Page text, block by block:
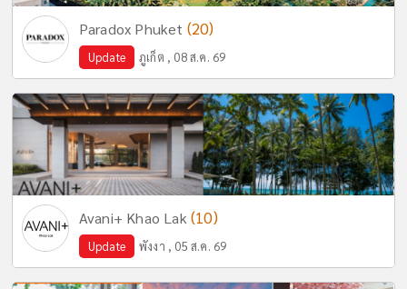
Paradox Phuket (20)
Update ภูเก็ต , 08 ส.ค. 69
Avani+ Khao Lak (10)
Update พังงา , 05 ส.ค. 69